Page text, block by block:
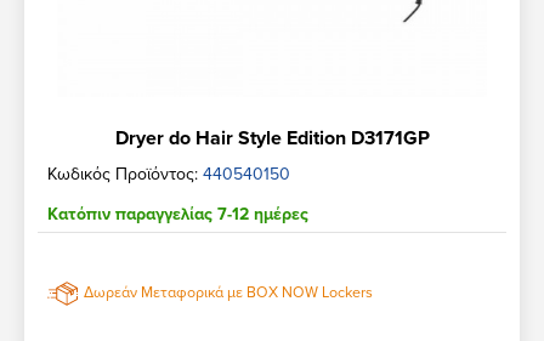
Dryer do Hair Style Edition D3171GP
Κωδικός Προϊόντος: 440540150
Κατόπιν παραγγελίας 7-12 ημέρες
Δωρεάν Μεταφορικά με BOX NOW Lockers